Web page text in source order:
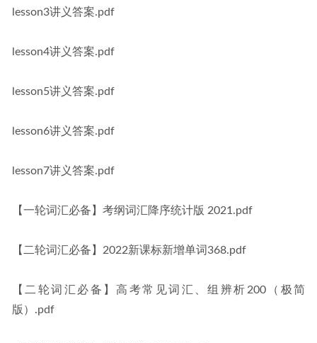
lesson3讲义答案.pdf
lesson4讲义答案.pdf
lesson5讲义答案.pdf
lesson6讲义答案.pdf
lesson7讲义答案.pdf
【一轮词汇必备】考纲词汇降序统计版 2021.pdf
【二轮词汇必备】2022新课标新增单词368.pdf
【二轮词汇必备】高考常见词汇、组辨析200（极简
版）.pdf